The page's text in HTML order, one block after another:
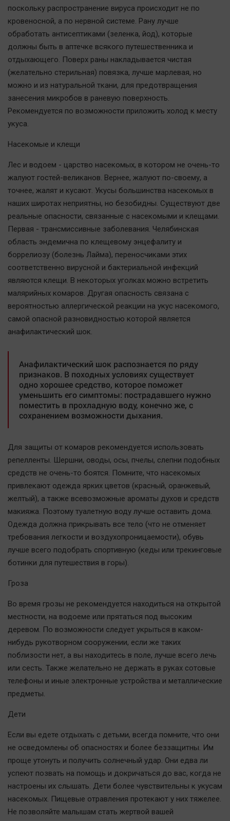
поскольку распространение вируса происходит не по
кровеносной, а по нервной системе. Рану лучше
обработать антисептиками (зеленка, йод), которые
должны быть в аптечке всякого путешественника и
отдыхающего. Поверх раны накладывается чистая
(желательно стерильная) повязка, лучше марлевая, но
можно и из натуральной ткани, для предотвращения
занесения микробов в раневую поверхность.
Рекомендуется по возможности приложить холод к месту
укуса.
Насекомые и клещи
Лес и водоем - царство насекомых, в котором не очень-то
жалуют гостей-великанов. Вернее, жалуют по-своему, а
точнее, жалят и кусают. Укусы большинства насекомых в
наших широтах неприятны, но безобидны. Существуют две
реальные опасности, связанные с насекомыми и клещами.
Первая - трансмиссивные заболевания. Челябинская
область эндемична по клещевому энцефалиту и
боррелиозу (болезнь Лайма), переносчиками этих
соответственно вирусной и бактериальной инфекций
являются клещи. В некоторых уголках можно встретить
малярийных комаров. Другая опасность связана с
вероятностью аллергической реакции на укус насекомого,
самой опасной разновидностью которой является
анафилактический шок.
Анафилактический шок распознается по ряду
признаков. В походных условиях существует
одно хорошее средство, которое поможет
уменьшить его симптомы: пострадавшего нужно
поместить в прохладную воду, конечно же, с
сохранением возможности дыхания.
Для защиты от комаров рекомендуется использовать
репелленты. Шершни, оводы, осы, пчелы, слепни подобных
средств не очень-то боятся. Помните, что насекомых
привлекают одежда ярких цветов (красный, оранжевый,
желтый), а также всевозможные ароматы духов и средств
макияжа. Поэтому туалетную воду лучше оставить дома.
Одежда должна прикрывать все тело (что не отменяет
требования легкости и воздухопроницаемости), обувь
лучше всего подобрать спортивную (кеды или трекинговые
ботинки для путешествия в горы).
Гроза
Во время грозы не рекомендуется находиться на открытой
местности, на водоеме или прятаться под высоким
деревом. По возможности следует укрыться в каком-
нибудь рукотворном сооружении, если же таких
поблизости нет, а вы находитесь в поле, лучше всего лечь
или сесть. Также желательно не держать в руках сотовые
телефоны и иные электронные устройства и металлические
предметы.
Дети
Если вы едете отдыхать с детьми, всегда помните, что они
не осведомлены об опасностях и более беззащитны. Им
проще утонуть и получить солнечный удар. Они едва ли
успеют позвать на помощь и докричаться до вас, когда не
настроены их слышать. Дети более чувствительны к укусам
насекомых. Пищевые отравления протекают у них тяжелее.
Не позволяйте малышам стать жертвой вашей